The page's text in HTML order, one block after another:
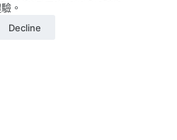
。
Decline